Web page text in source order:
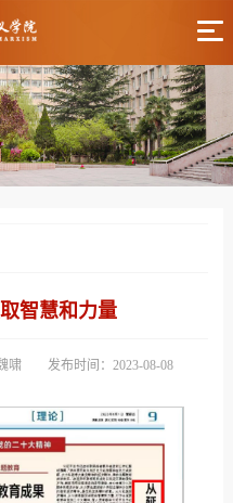
智慧和力量
啸 发布时间：2023-08-08